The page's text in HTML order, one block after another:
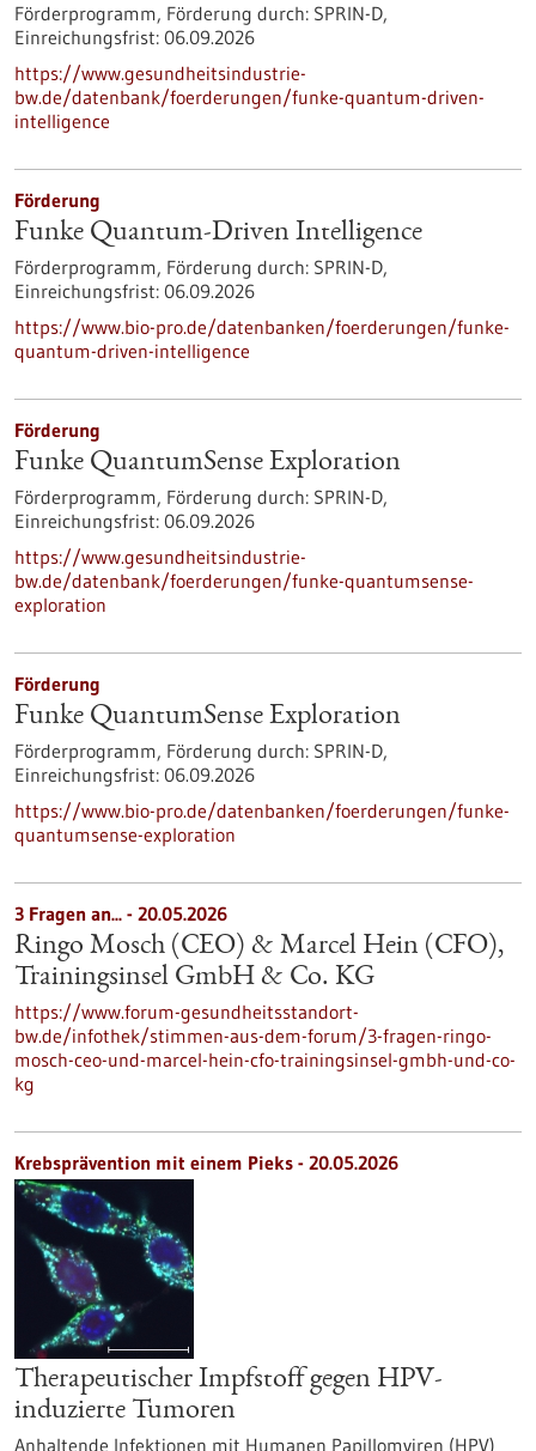
Förderprogramm, Förderung durch: SPRIN-D,
Einreichungsfrist: 06.09.2026
https://www.gesundheitsindustrie-
bw.de/datenbank/foerderungen/funke-quantum-driven-
intelligence
Förderung
Funke Quantum-Driven Intelligence
Förderprogramm, Förderung durch: SPRIN-D,
Einreichungsfrist: 06.09.2026
https://www.bio-pro.de/datenbanken/foerderungen/funke-
quantum-driven-intelligence
Förderung
Funke QuantumSense Exploration
Förderprogramm, Förderung durch: SPRIN-D,
Einreichungsfrist: 06.09.2026
https://www.gesundheitsindustrie-
bw.de/datenbank/foerderungen/funke-quantumsense-
exploration
Förderung
Funke QuantumSense Exploration
Förderprogramm, Förderung durch: SPRIN-D,
Einreichungsfrist: 06.09.2026
https://www.bio-pro.de/datenbanken/foerderungen/funke-
quantumsense-exploration
3 Fragen an... - 20.05.2026
Ringo Mosch (CEO) & Marcel Hein (CFO),
Trainingsinsel GmbH & Co. KG
https://www.forum-gesundheitsstandort-
bw.de/infothek/stimmen-aus-dem-forum/3-fragen-ringo-
mosch-ceo-und-marcel-hein-cfo-trainingsinsel-gmbh-und-co-
kg
Krebsprävention mit einem Pieks - 20.05.2026
Therapeutischer Impfstoff gegen HPV-
induzierte Tumoren
Anhaltende Infektionen mit Humanen Papillomviren (HPV)